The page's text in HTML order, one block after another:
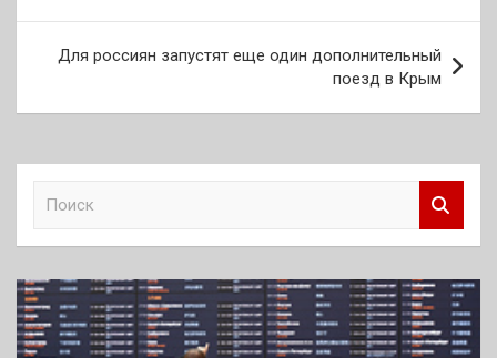
записям
Для россиян запустят еще один дополнительный
поезд в Крым
к